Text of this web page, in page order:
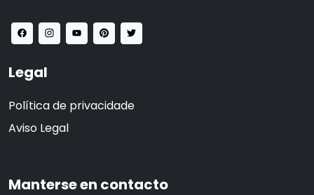
Legal
Política de privacidade
Aviso Legal
Manterse en contacto